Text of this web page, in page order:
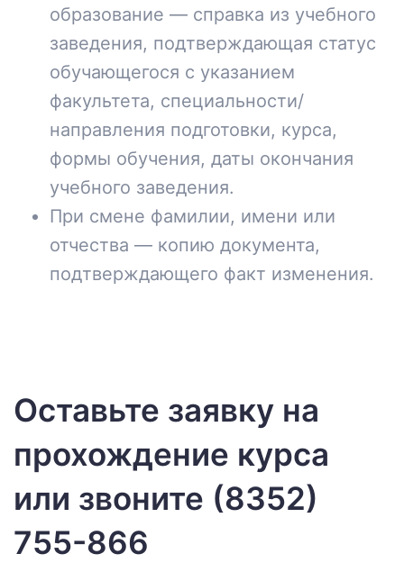
образование — справка из учебного
заведения, подтверждающая статус
обучающегося с указанием
факультета, специальности/
направления подготовки, курса,
формы обучения, даты окончания
учебного заведения.
При смене фамилии, имени или
отчества — копию документа,
подтверждающего факт изменения.
Оставьте заявку на
прохождение курса
или звоните (8352)
755-866